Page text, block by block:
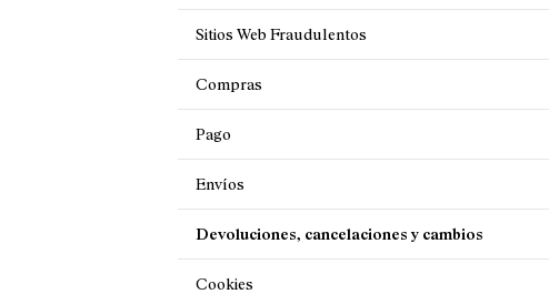
Sitios Web Fraudulentos
Compras
Pago
Envíos
Devoluciones, cancelaciones y cambios
Cookies